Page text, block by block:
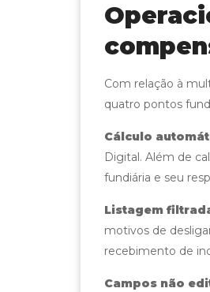
Com relação à
quatro pontos
Cálculo
Digital. Além de
fundiária e seu
Listagem
motivos de
recebimento de
Campos não